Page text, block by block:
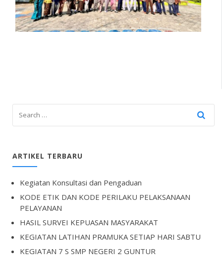
ARTIKEL TERBARU
Kegiatan Konsultasi dan Pengaduan
KODE ETIK DAN KODE PERILAKU PELAKSANAAN
PELAYANAN
HASIL SURVEI KEPUASAN MASYARAKAT
KEGIATAN LATIHAN PRAMUKA SETIAP HARI SABTU
KEGIATAN 7 S SMP NEGERI 2 GUNTUR